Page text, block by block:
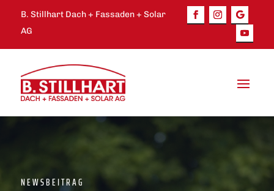
B. Stillhart Dach + Fassaden + Solar
AG
NEWSBEITRAG